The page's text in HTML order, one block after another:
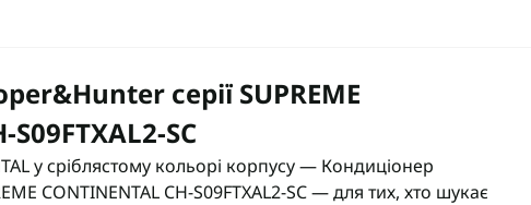
серії SUPREME
S09FTXAL2-SC
у сріблястому кольорі корпусу — Кондиціонер
CONTINENTAL CH-S09FTXAL2-SC — для тих, хто шукає